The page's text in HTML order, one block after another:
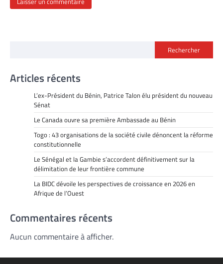
Rechercher
Articles récents
L’ex-Président du Bénin, Patrice Talon élu président du nouveau
Sénat
Le Canada ouvre sa première Ambassade au Bénin
Togo : 43 organisations de la société civile dénoncent la réforme
constitutionnelle
Le Sénégal et la Gambie s’accordent définitivement sur la
délimitation de leur frontière commune
La BIDC dévoile les perspectives de croissance en 2026 en
Afrique de l’Ouest
Commentaires récents
Aucun commentaire à afficher.